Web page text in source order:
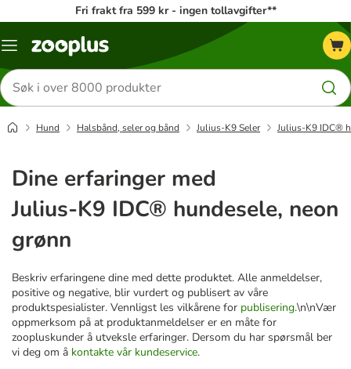
Fri frakt fra 599 kr - ingen tollavgifter**
Katalogmeny
Søk
etter
produkter
Hund Halsbånd, seler og bånd Julius-K9 Seler Julius-K9 IDC®
Dine erfaringer med
Julius-K9 IDC® hundesele, neon
grønn
Beskriv erfaringene dine med dette produktet. Alle anmeldelser,
positive og negative, blir vurdert og publisert av våre
produktspesialister. Vennligst les vilkårene for publisering.\n\nVær
oppmerksom på at produktanmeldelser er en måte for
zoopluskunder å utveksle erfaringer. Dersom du har spørsmål ber
vi deg om å kontakte vår kundeservice.